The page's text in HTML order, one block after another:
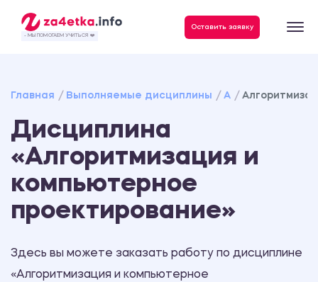
- МЫ ПОМОГАЕМ УЧИТЬСЯ ❤️
Оставить заявку
Главная Выполняемые дисциплины А
Дисциплина
«Алгоритмизация и
компьютерное
проектирование»
Здесь вы можете заказать работу по дисциплине
«Алгоритмизация и компьютерное